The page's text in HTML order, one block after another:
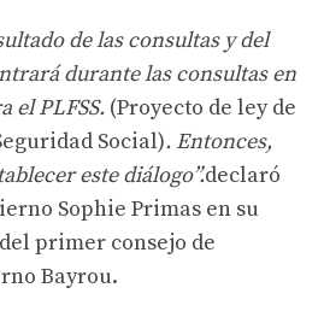
de las consultas y del
durante las consultas en
el PLFSS. (Proyecto de ley de
Social). Entonces,
este diálogo”.declaró
Sophie Primas en su
primer consejo de
Bayrou.